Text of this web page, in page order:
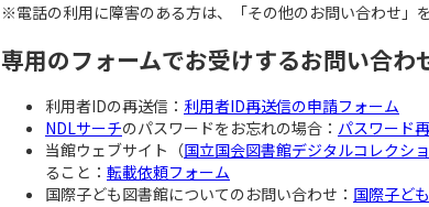
※電話の利用に障害のある方は、「その他のお問い合わせ」
専用のフォームでお受けするお問い合わ
利用者IDの再送信： 利用者ID再送信の申請フォーム
NDLサーチのパスワードをお忘れの場合： パスワード
当館ウェブサイト（国立国会図書館デジタルコレクシ
ること： 転載依頼フォーム
国際子ども図書館についてのお問い合わせ： 国際子ど